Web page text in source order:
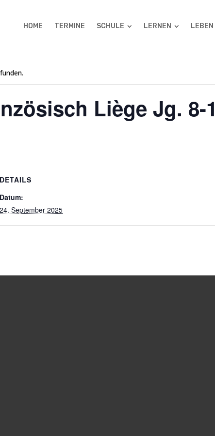
HOME TERMINE SCHULE LERNEN LEBEN
Liège Jg. 8-
DETAILS
Datum:
24. September 2025